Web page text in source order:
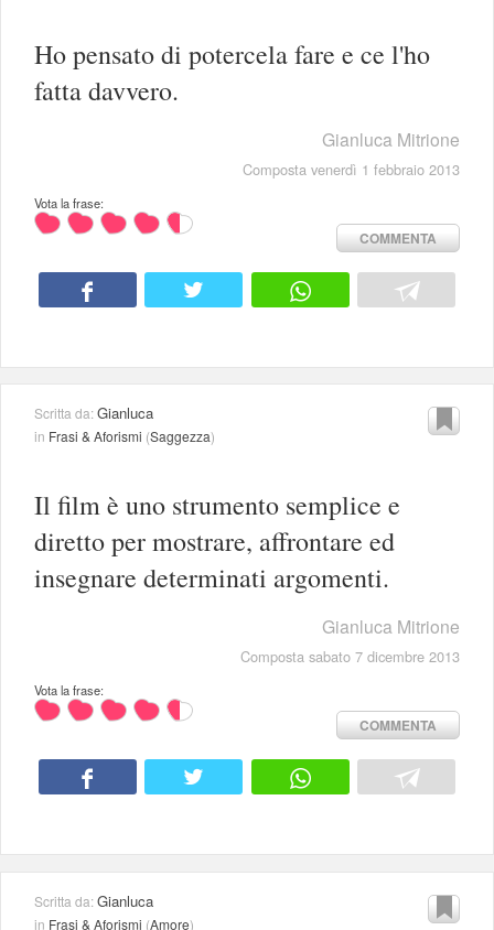
Ho pensato di potercela fare e ce l'ho
fatta davvero.
Gianluca Mitrione
Composta venerdì 1 febbraio 2013
Vota la frase:
COMMENTA
Scritta da:Gianluca
in Frasi & Aforismi (Saggezza)
Il film è uno strumento semplice e
diretto per mostrare, affrontare ed
insegnare determinati argomenti.
Gianluca Mitrione
Composta sabato 7 dicembre 2013
Vota la frase:
COMMENTA
Scritta da:Gianluca
in Frasi & Aforismi (Amore)